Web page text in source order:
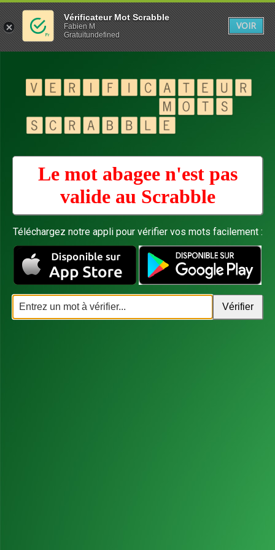
Le mot abagee n'est pas
valide au Scrabble
Téléchargez notre appli pour vérifier vos mots facilement :
Vérificateur Mot Scrabble
Fabien M
Gratuitundefined
VOIR